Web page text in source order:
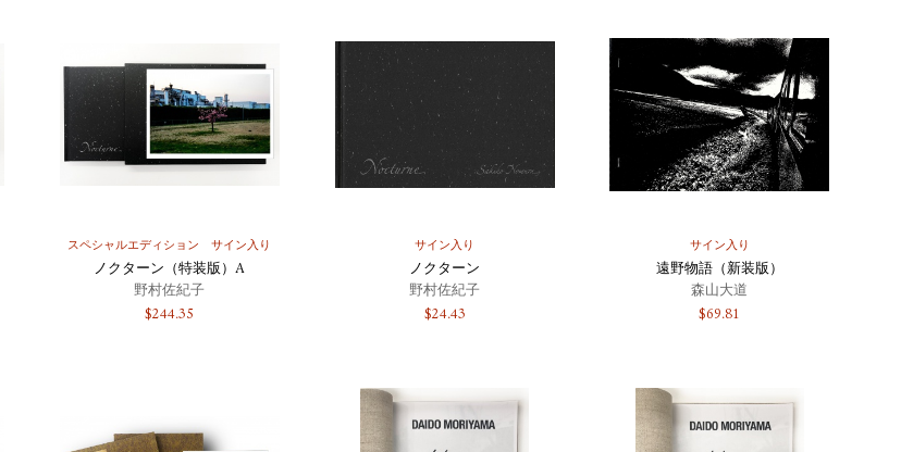
スペシャルエディション サイン入り
ノクターン（特装版）A
野村佐紀子
$244.35
サイン入り
ノクターン
野村佐紀子
$24.43
サイン入り
遠野物語（新装版）
森山大道
$69.81